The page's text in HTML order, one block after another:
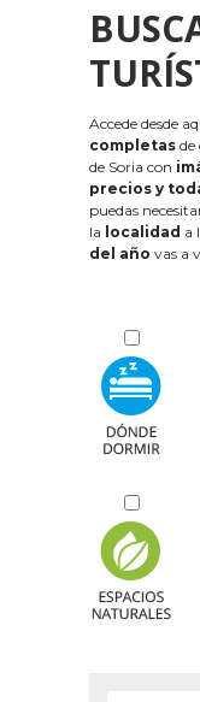
Accede desde
completas de
de Soria con
precios y
puedas
la localidad a
del año vas a